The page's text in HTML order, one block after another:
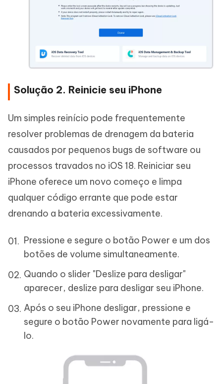
Solução 2. Reinicie seu iPhone
Um simples reinício pode frequentemente
resolver problemas de drenagem da bateria
causados por pequenos bugs de software ou
processos travados no iOS 18. Reiniciar seu
iPhone oferece um novo começo e limpa
qualquer código errante que pode estar
drenando a bateria excessivamente.
Pressione e segure o botão Power e um dos
botões de volume simultaneamente.
Quando o slider "Deslize para desligar"
aparecer, deslize para desligar seu iPhone.
Após o seu iPhone desligar, pressione e
segure o botão Power novamente para ligá-
lo.